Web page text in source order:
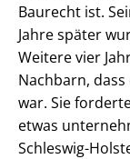
Baurecht ist.
Jahre später
Weitere vier
Nachbarn,
war. Sie
etwas
Schleswig-